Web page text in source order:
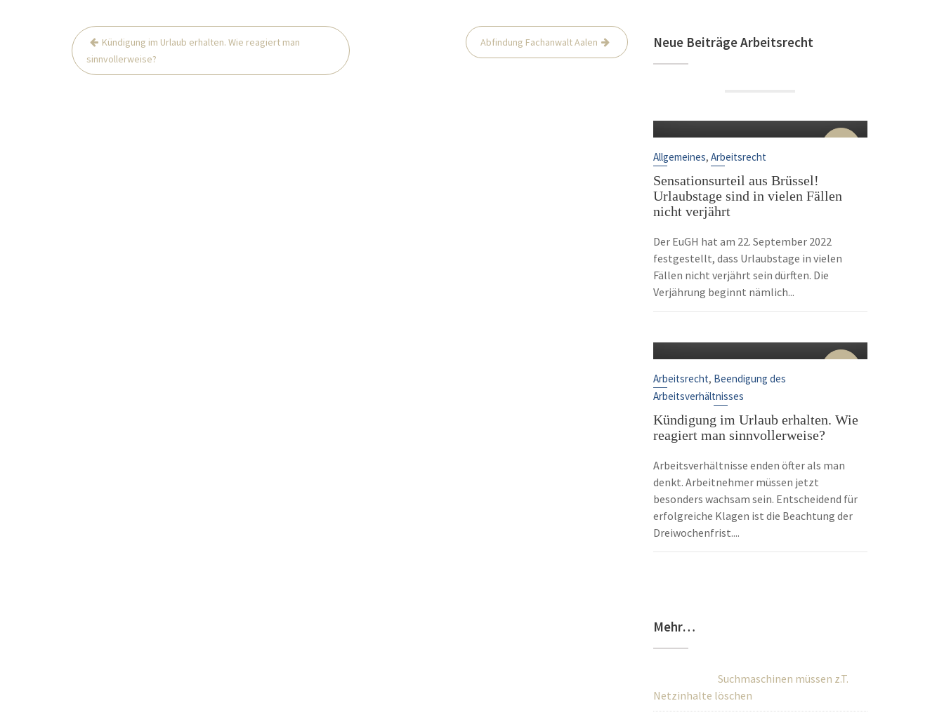
Beitrags-
Navigation
Kündigung im Urlaub erhalten. Wie reagiert man
sinnvollerweise?
Abfindung Fachanwalt Aalen Neue Beiträge Arbeitsrecht
22
Allgemeines,Arbeitsrecht
Sensationsurteil aus Brüssel!
Urlaubstage sind in vielen Fällen
nicht verjährt
Der EuGH hat am 22. September 2022
festgestellt, dass Urlaubstage in vielen
Fällen nicht verjährt sein dürften. Die
Verjährung beginnt nämlich...
10
Arbeitsrecht, Beendigung des
Arbeitsverhältnisses
Kündigung im Urlaub erhalten. Wie
reagiert man sinnvollerweise?
Arbeitsverhältnisse enden öfter als man
denkt. Arbeitnehmer müssen jetzt
besonders wachsam sein. Entscheidend für
erfolgreiche Klagen ist die Beachtung der
Dreiwochenfrist....
Mehr…
Suchmaschinen müssen z.T.
Netzinhalte löschen